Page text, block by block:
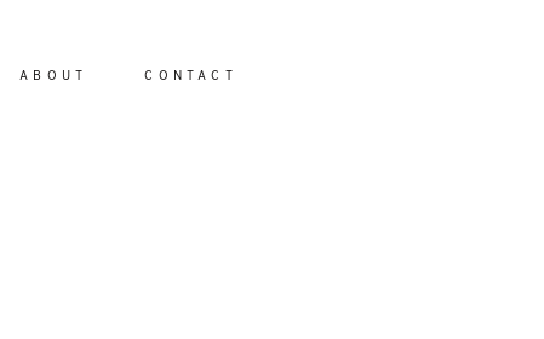
ABOUT CONTACT